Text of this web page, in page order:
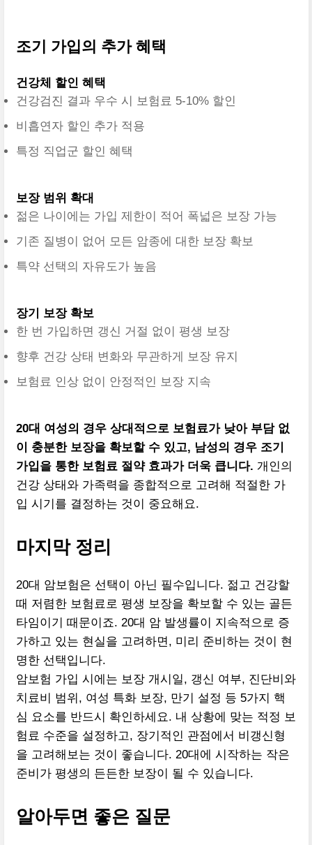
조기 가입의 추가 혜택
건강체 할인 혜택
건강검진 결과 우수 시 보험료 5-10% 할인
비흡연자 할인 추가 적용
특정 직업군 할인 혜택
보장 범위 확대
젊은 나이에는 가입 제한이 적어 폭넓은 보장 가능
기존 질병이 없어 모든 암종에 대한 보장 확보
특약 선택의 자유도가 높음
장기 보장 확보
한 번 가입하면 갱신 거절 없이 평생 보장
향후 건강 상태 변화와 무관하게 보장 유지
보험료 인상 없이 안정적인 보장 지속
20대 여성의 경우 상대적으로 보험료가 낮아 부담 없
이 충분한 보장을 확보할 수 있고, 남성의 경우 조기
가입을 통한 보험료 절약 효과가 더욱 큽니다. 개인의
건강 상태와 가족력을 종합적으로 고려해 적절한 가
입 시기를 결정하는 것이 중요해요.
마지막 정리
20대 암보험은 선택이 아닌 필수입니다. 젊고 건강할
때 저렴한 보험료로 평생 보장을 확보할 수 있는 골든
타임이기 때문이죠. 20대 암 발생률이 지속적으로 증
가하고 있는 현실을 고려하면, 미리 준비하는 것이 현
명한 선택입니다.
암보험 가입 시에는 보장 개시일, 갱신 여부, 진단비와
치료비 범위, 여성 특화 보장, 만기 설정 등 5가지 핵
심 요소를 반드시 확인하세요. 내 상황에 맞는 적정 보
험료 수준을 설정하고, 장기적인 관점에서 비갱신형
을 고려해보는 것이 좋습니다. 20대에 시작하는 작은
준비가 평생의 든든한 보장이 될 수 있습니다.
알아두면 좋은 질문